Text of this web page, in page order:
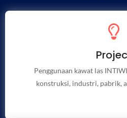
Penggunaan kawat las
konstruksi, industri, pabrik,
Penggunaan kawat las
konstruksi, industri, pabrik,